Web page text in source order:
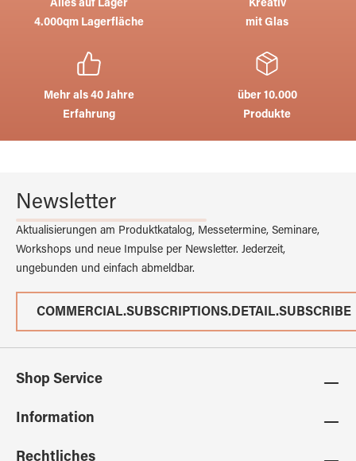
Alles auf Lager
4.000qm Lagerfläche
Kreativ
mit Glas
Mehr als 40 Jahre
Erfahrung
über 10.000
Produkte
Newsletter
Aktualisierungen am Produktkatalog, Messetermine, Seminare,
Workshops und neue Impulse per Newsletter. Jederzeit,
ungebunden und einfach abmeldbar.
COMMERCIAL.SUBSCRIPTIONS.DETAIL.SUBSCRIBE
Shop Service
Information
Rechtliches